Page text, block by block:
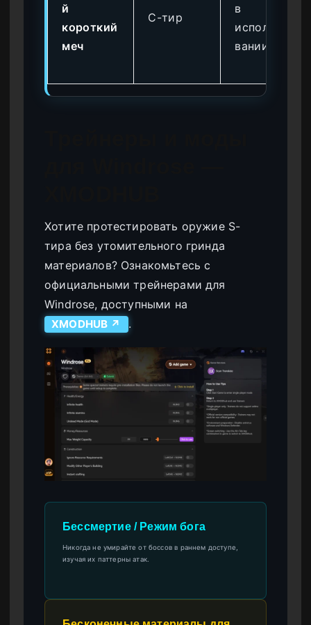
й
короткий
меч
C-тир
в
использо
вании
Хотите протестировать оружие S-
тира без утомительного гринда
материалов? Ознакомьтесь с
официальными трейнерами для
Windrose, доступными на
XMODHUB ↗ .
Бессмертие / Режим бога
Никогда не умирайте от боссов в раннем доступе,
изучая их паттерны атак.